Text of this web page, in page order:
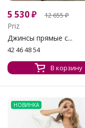
5 530₽ 12 655₽
Priz
Джинсы прямые с...
42 46 48 54
В корзину
НОВИНКА